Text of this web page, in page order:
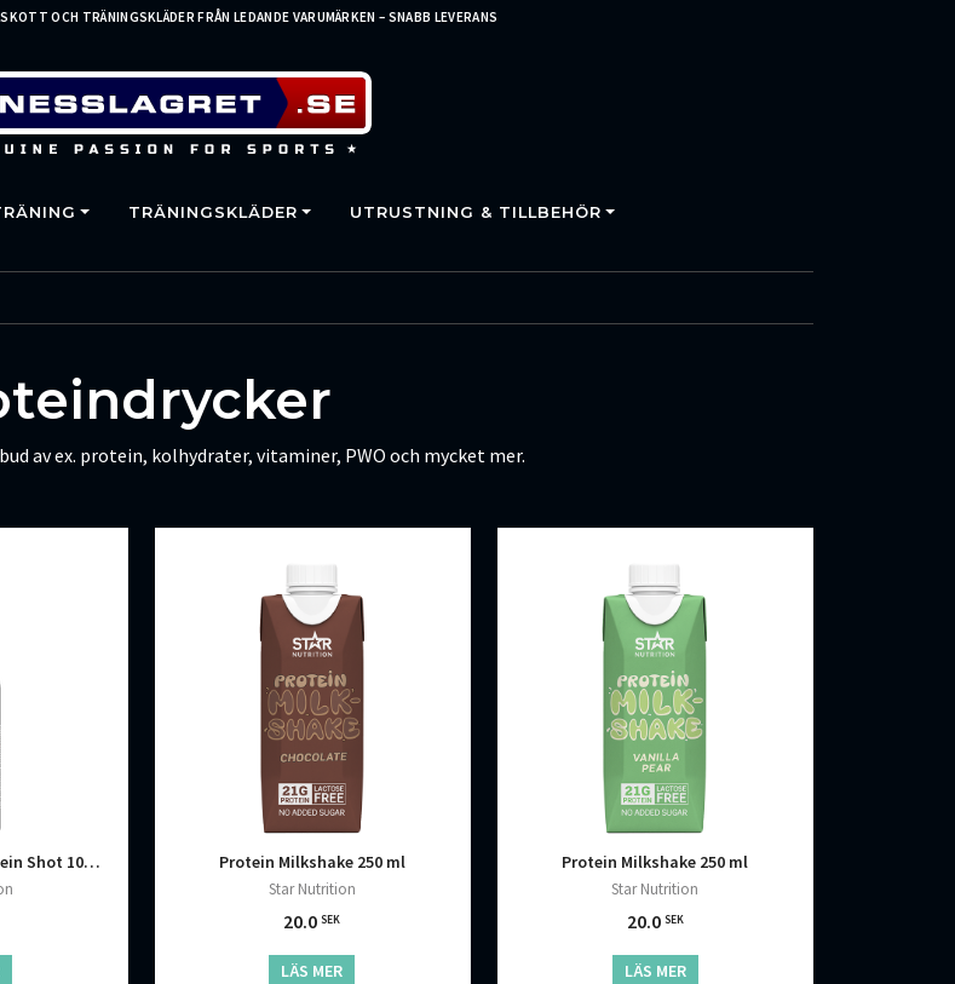
OCH TRÄNINGSKLÄDER FRÅN LEDANDE VARUMÄRKEN – SNABB LEVERANS
TRÄNINGSKLÄDER UTRUSTNING & TILLBEHÖR
av ex. protein, kolhydrater, vitaminer, PWO och mycket mer.
Clear Whey Vassleprotein Shot 100 ml Protein Milkshake 250 ml
Star Nutrition
20.0SEK
LÄS MER
Protein Milkshake 250 ml
Star Nutrition
20.0 SEK
LÄS MER